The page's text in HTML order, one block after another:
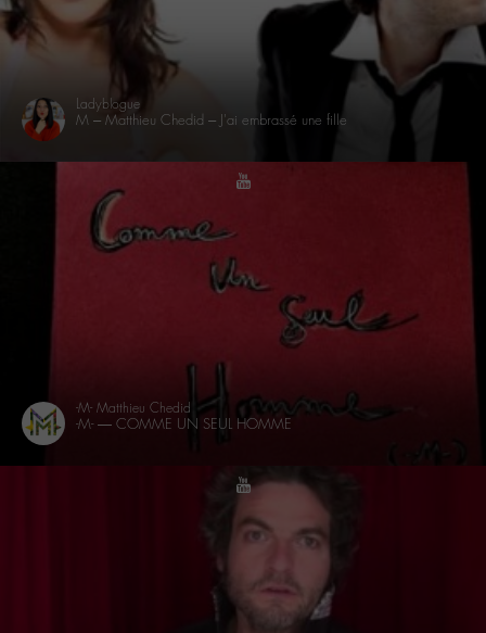
Ladyblogue
M – Matthieu Chedid – J'ai embrassé une fille
-M- Matthieu Chedid
-M- — COMME UN SEUL HOMME
youtube
youtube